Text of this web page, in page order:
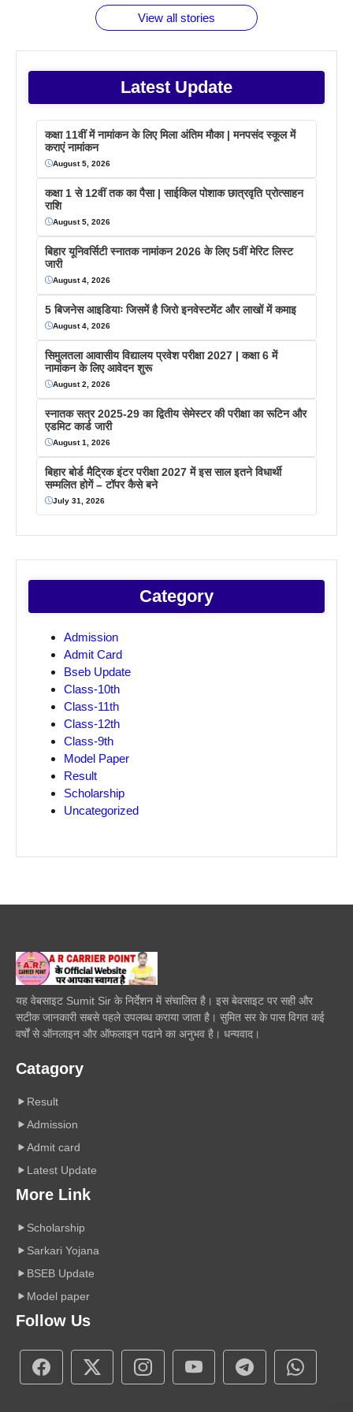
View all stories
Latest Update
कक्षा 11वीं में नामांकन के लिए मिला अंतिम मौका | मनपसंद स्कूल में
कराएं नामांकन
August 5, 2026
कक्षा 1 से 12वीं तक का पैसा | साईकिल पोशाक छात्रवृति प्रोत्साहन
राशि
August 5, 2026
बिहार यूनिवर्सिटी स्नातक नामांकन 2026 के लिए 5वीं मेरिट लिस्ट
जारी
August 4, 2026
5 बिजनेस आइडियाः जिसमें है जिरो इनवेस्टमेंट और लाखों में कमाइ
August 4, 2026
सिमुलतला आवासीय विद्यालय प्रवेश परीक्षा 2027 | कक्षा 6 में
नामांकन के लिए आवेदन शुरू
August 2, 2026
स्नातक सत्र 2025-29 का द्वितीय सेमेस्टर की परीक्षा का रूटिन और
एडमिट कार्ड जारी
August 1, 2026
बिहार बोर्ड मैट्रिक इंटर परीक्षा 2027 में इस साल इतने विधार्थी
सम्मलित होगें – टॉपर कैसे बने
July 31, 2026
Category
Admission
Admit Card
Bseb Update
Class-10th
Class-11th
Class-12th
Class-9th
Model Paper
Result
Scholarship
Uncategorized
यह वेबसाइट Sumit Sir के निर्देशन में संचालित है। इस बेवसाइट पर सही और
सटीक जानकारी सबसे पहले उपलब्ध कराया जाता है। सुमित सर के पास विगत कई
वर्षों से ऑनलाइन और ऑफलाइन पढाने का अनुभव है। धन्यवाद।
Catagory
Result
Admission
Admit card
Latest Update
More Link
Scholarship
Sarkari Yojana
BSEB Update
Model paper
Follow Us